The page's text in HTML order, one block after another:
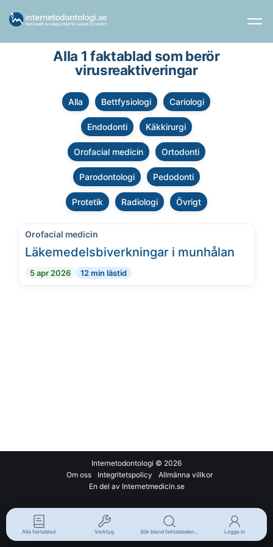
Alla 1 faktablad som berör
virusreaktiveringar
Alla Bettfysiologi Cariologi
Endodonti Käkkirurgi
Orofacial medicin Ortodonti
Parodontologi Pedodonti
Protetik Radiologi Övrigt
Orofacial medicin
Läkemedelsbiverkningar i munhålan
5 apr 2026 12 min lästid
Internetodontologi © 2026
Om oss
Integritetspolicy
Allmänna villkor
En del av Internetmedicin.se
Alla faktablad Verktyg Sök bland faktabladen... Logga in